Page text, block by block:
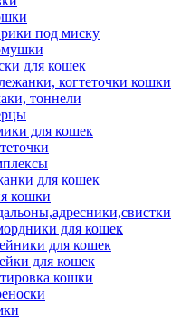
под миску
для кошек
когтеточки кошки
тоннели
для кошек
для кошек
кошки
для кошек
для кошек
для кошек
кошки